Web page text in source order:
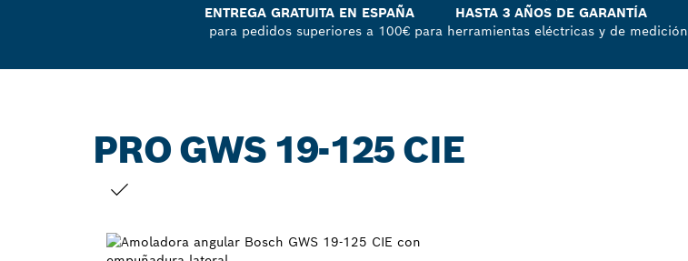
ENTREGA GRATUITA EN ESPAÑA
para pedidos superiores a 100€
HASTA 3 AÑOS DE GARANTÍA
para herramientas eléctricas y de medición
PRO GWS 19-125 CIE